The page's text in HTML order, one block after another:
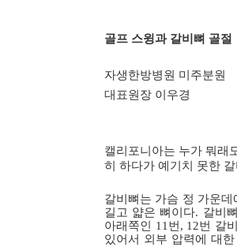
골프 스윙과 갈비뼈 골절
자생한방병원 미주분원
대표원장 이우경
캘리포니아는 누가 뭐래
히 하다가 예기치 못한
갈비뼈는 가슴 정 가운
길고 얇은 뼈이다. 갈비
아래쪽인
11 번 , 12번 갈
있어서 외부 압력에 대